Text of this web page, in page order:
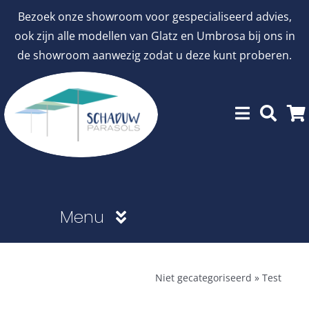
Bezoek onze showroom voor gespecialiseerd advies,
ook zijn alle modellen van Glatz en Umbrosa bij ons in
de showroom aanwezig zodat u deze kunt proberen.
inhoud
Menu
Niet gecategoriseerd » Test